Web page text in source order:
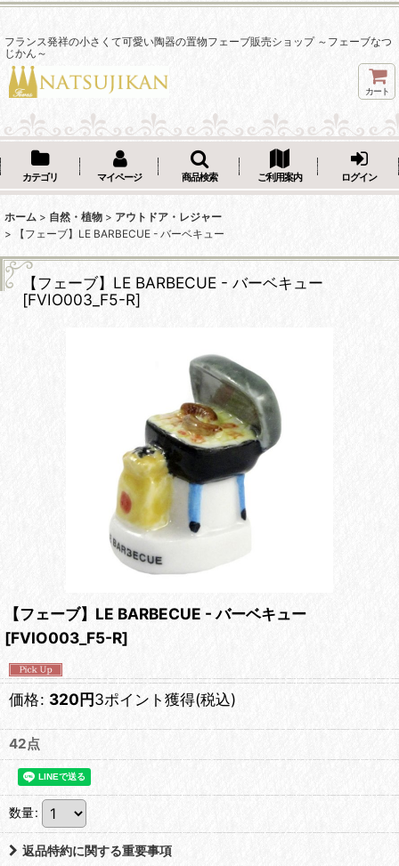
フランス発祥の小さくて可愛い陶器の置物フェーブ販売ショップ ～フェーブなつ
じかん～
カート
カテゴリ マイページ 商品検索 ご利用案内 ログイン
ホーム > 自然・植物 > アウトドア・レジャー
>
【フェーブ】LE BARBECUE - バーベキュー
【フェーブ】LE BARBECUE - バーベキュー
[FVIO003_F5-R]
【フェーブ】LE BARBECUE - バーベキュー
[FVIO003_F5-R]
価格: 320円3ポイント獲得(税込)
42点
数量:
返品特約に関する重要事項